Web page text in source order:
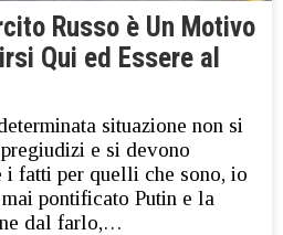
Russo è Un Motivo
Qui ed Essere al
situazione non si
e si devono
i fatti per quelli che sono, io
pontificato Putin e la
dal farlo,…